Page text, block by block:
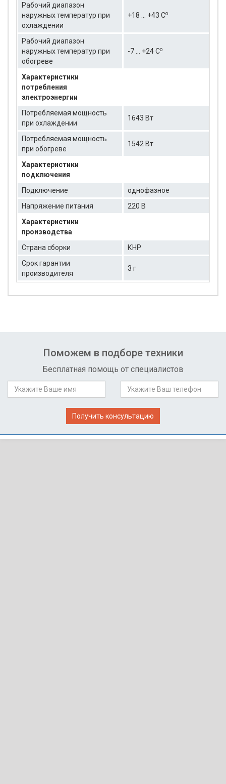
Рабочий диапазон
наружных температур при
охлаждении
+18 … +43 Cо
Рабочий диапазон
наружных температур при
обогреве
-7 ... +24 Cо
Характеристики
потребления
электроэнергии
Потребляемая мощность
при охлаждении
1643 Вт
Потребляемая мощность
при обогреве
1542 Вт
Характеристики
подключения
Подключение
однофазное
Напряжение питания
220 В
Характеристики
производства
Страна сборки
КНР
Срок гарантии
производителя
3 г
Поможем в подборе техники
Бесплатная помощь от специалистов
Получить консультацию